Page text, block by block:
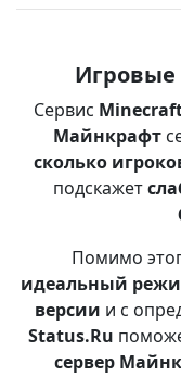
Игровые
Сервис
Майнкрафт
сколько
подскажет
Помимо
идеальный
версии и с
Status.Ru
сервер